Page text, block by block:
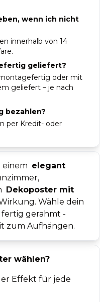
wenn ich nicht
innerhalb von 14
geliefert?
oder mit
geliefert – je nach
bezahlen?
per Kredit- oder
einem elegant
Dekoposter mit
Wähle dein
fertig gerahmt -
zum Aufhängen.
wählen?
Effekt für jede